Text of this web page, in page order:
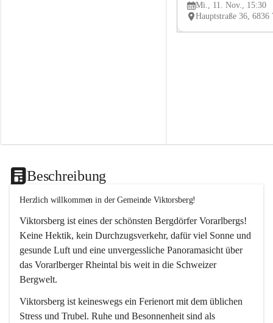
Mi., 11. Nov., 15:30
Beschreibung
Herzlich willkommen in der Gemeinde Viktorsberg!
Viktorsberg ist eines der schönsten Bergdörfer Vorarlbergs!
Keine Hektik, kein Durchzugsverkehr, dafür viel Sonne und
gesunde Luft und eine unvergessliche Panoramasicht über
das Vorarlberger Rheintal bis weit in die Schweizer
Bergwelt.
Viktorsberg ist keineswegs ein Ferienort mit dem üblichen
Stress und Trubel. Ruhe und Besonnenheit sind als